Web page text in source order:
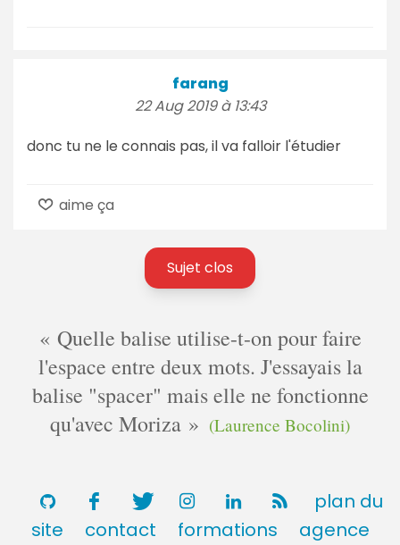
farang
22 Aug 2019 à 13:43
donc tu ne le connais pas, il va falloir l'étudier
aime ça
Sujet clos
Quelle balise utilise-t-on pour faire
l'espace entre deux mots. J'essayais la
balise "spacer" mais elle ne fonctionne
qu'avec Moriza
(Laurence Bocolini)
plan du
site
contact formations
agence